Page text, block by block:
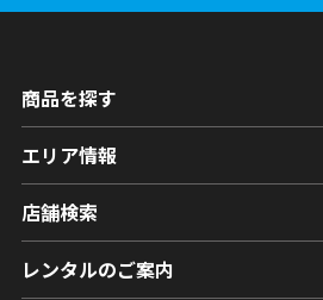
商品を探す
エリア情報
店舗検索
レンタルのご案内